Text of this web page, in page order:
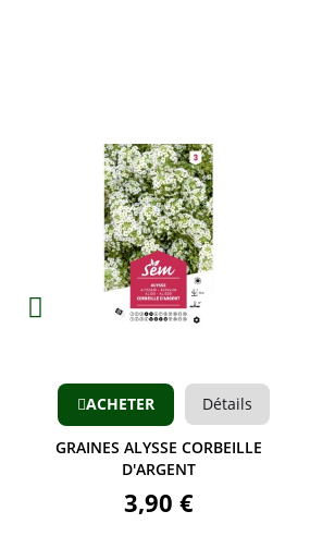
Aperçu
ACHETER Détails
GRAINES ALYSSE CORBEILLE
D'ARGENT
3,90 €